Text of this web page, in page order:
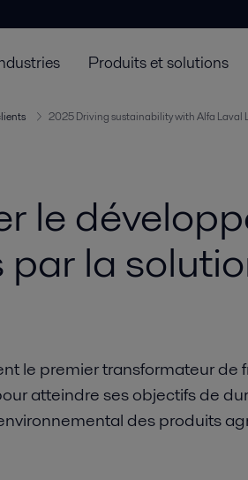
Produits et solutions
2025 Driving sustainability with Alfa Laval
le
la
le premier transformateur de
atteindre ses objectifs de
des produits